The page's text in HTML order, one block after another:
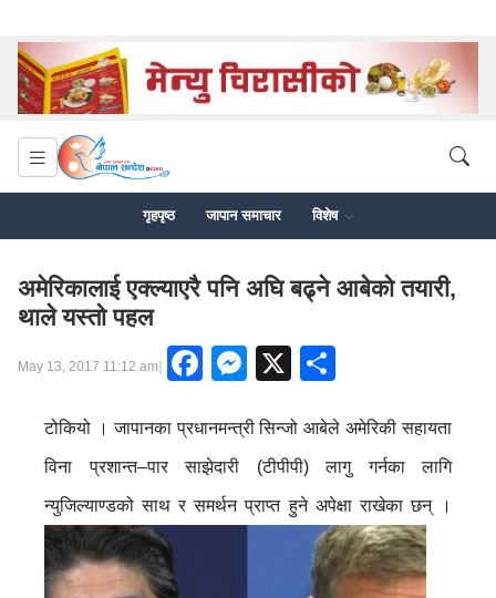
गृहपृष्ठ जापान समाचार विशेष
अमेरिकालाई एक्ल्याएरै पनि अघि बढ्ने आबेको तयारी,
थाले यस्तो पहल
May 13, 2017 11:12 am| Facebook
Messenger
X
टोकियो । जापानका प्रधानमन्त्री सिन्जो आबेले अमेरिकी सहायता
विना प्रशान्त–पार साझेदारी (टीपीपी) लागु गर्नका लागि
न्युजिल्याण्डको साथ र समर्थन प्राप्त हुने अपेक्षा राखेका छन् ।